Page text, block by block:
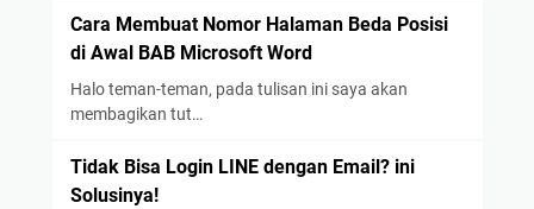
Cara Membuat Nomor Halaman Beda Posisi
di Awal BAB Microsoft Word
Halo teman-teman, pada tulisan ini saya akan
membagikan tut…
Tidak Bisa Login LINE dengan Email? ini
Solusinya!